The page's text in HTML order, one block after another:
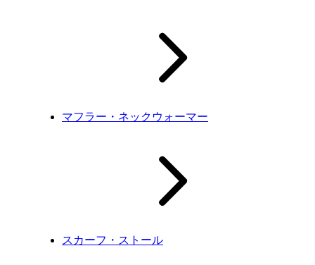
マフラー・ネックウォーマー
スカーフ・ストール